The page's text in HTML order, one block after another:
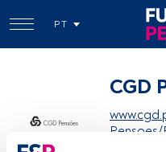
PT
CGD